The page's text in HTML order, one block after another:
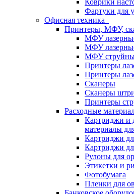
Коврики
Фартуки для
Офисная техника
Принтеры, МФУ,
МФУ
МФУ
МФУ
Принтеры
Принтеры
Сканеры
Сканеры
Принтеры
Расходные
Картриджи и
материалы
Картриджи
Картриджи
Рулоны для
Этикетки и
Фотобумага
Пленки для